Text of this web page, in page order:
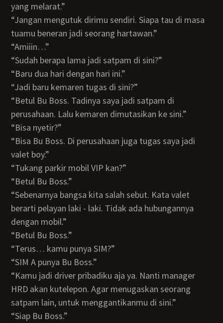
yang melarat.”
“Jangan mengutuk dirimu sendiri. Siapa tau di masa
tuamu beneran jadi seorang hartawan.”
“Amiiin…”
“Sudah berapa lama jadi satpam di sini?”
“Baru dua hari dengan hari ini.”
“Jadi baru kemaren tugas di sini?”
“Betul Bu Boss. Tadinya saya jadi satpam di
perusahaan. Lalu kemaren dimutasikan ke sini.”
“Bisa nyetir?”
“Bisa Bu Boss. Di perusahaan juga tugas saya jadi
valet boy.”
“Tukang parkir mobil VIP kan?”
“Betul Bu Boss.”
“Sebenarnya bangsa kita salah sebut. Kata valet
berarti pelayan laki - laki. Tidak ada hubungannya
dengan mobil.”
“Betul Bu Boss.”
“Terus… kamu punya SIM?”
“SIM A punya Bu Boss.”
“Kamu jadi driver pribadiku aja ya. Nanti manager
HRD akan kutelepon. Agar menugaskan seorang
satpam lain, untuk menggantikanmu di sini.”
“Siap Bu Boss.”